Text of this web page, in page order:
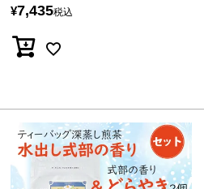
¥7,435税込